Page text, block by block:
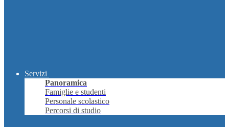
Servizi
Panoramica
Famiglie e studenti
Personale scolastico
Percorsi di studio